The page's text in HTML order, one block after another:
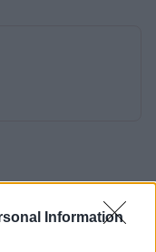
Information